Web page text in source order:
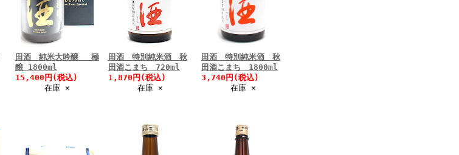
田酒 純米大吟醸 極
醸 1800ml
15,400円(税込)
在庫 ×
田酒 特別純米酒 秋
田酒こまち 720ml
1,870円(税込)
在庫 ×
田酒 特別純米酒 秋
田酒こまち 1800ml
3,740円(税込)
在庫 ×